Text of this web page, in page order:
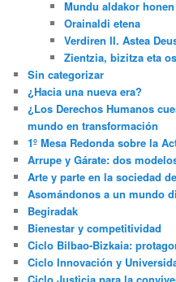
Mundu aldakor
Orainaldi etena
Verdiren II. Astea
Zientzia, bizitza eta
Sin categorizar
¿Hacia una nueva era?
¿Los Derechos Humanos
mundo en transformación
1º Mesa Redonda sobre la
Arrupe y Gárate: dos
Arte y parte en la sociedad
Asomándonos a un mundo
Begiradak
Bienestar y competitividad
Ciclo Bilbao-Bizkaia:
Ciclo Innovación y